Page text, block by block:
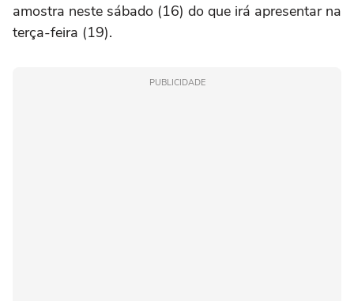
amostra neste sábado (16) do que irá apresentar na
terça-feira (19).
PUBLICIDADE